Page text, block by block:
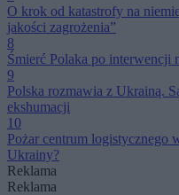
O krok od katastrofy na
jakości zagrożenia”
8
Śmierć Polaka po
9
Polska rozmawia z Ukrainą.
ekshumacji
10
Pożar centrum logistycznego
Ukrainy?
Reklama
Reklama